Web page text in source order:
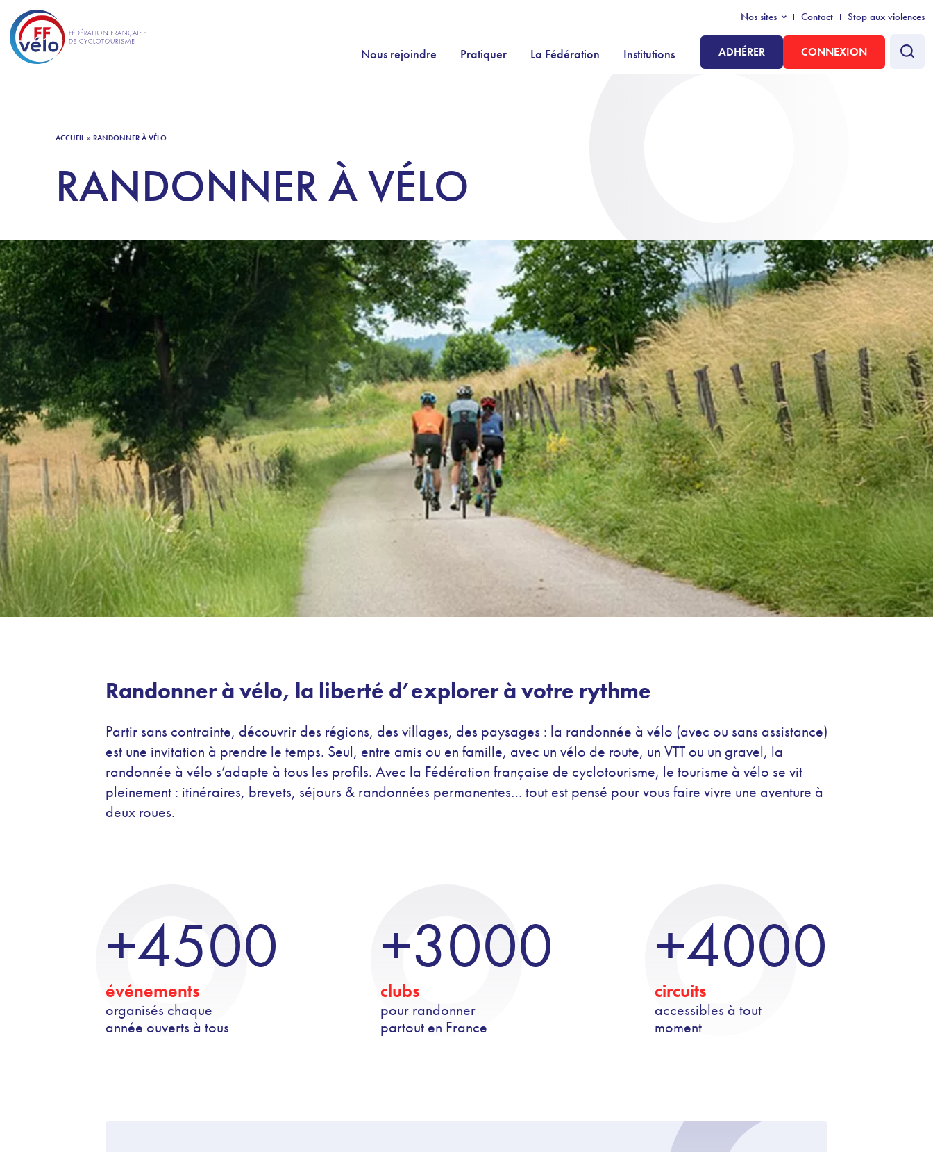
Nous rejoindre Pratiquer La Fédération Institutions ADHÉRER CONNEXION
Nos sites Contact Stop aux violences
ACCUEIL » RANDONNER À VÉLO
RANDONNER À VÉLO
Randonner à vélo, la liberté d’explorer à votre rythme
Partir sans contrainte, découvrir des régions, des villages, des paysages : la randonnée à vélo (avec ou sans assistance)
est une invitation à prendre le temps. Seul, entre amis ou en famille, avec un vélo de route, un VTT ou un gravel, la
randonnée à vélo s’adapte à tous les profils. Avec la Fédération française de cyclotourisme, le tourisme à vélo se vit
pleinement : itinéraires, brevets, séjours & randonnées permanentes… tout est pensé pour vous faire vivre une aventure à
deux roues.
+4500
événements
organisés chaque
année ouverts à tous
+3000
clubs
pour randonner
partout en France
+4000
circuits
accessibles à tout
moment